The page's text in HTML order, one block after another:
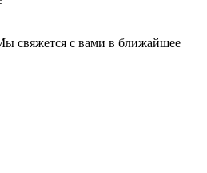
свяжется с вами в ближайшее